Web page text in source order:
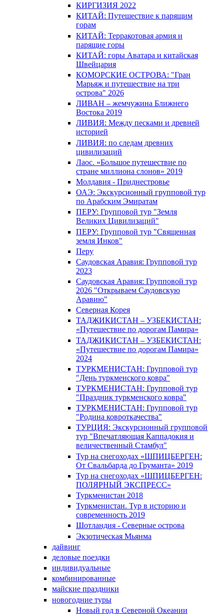
КИРГИЗИЯ 2022
КИТАЙ: Путешествие к парящим
горам
КИТАЙ: Терракотовая армия и
парящие горы
КИТАЙ: горы Аватара и китайская
Швейцария
КОМОРСКИЕ ОСТРОВА: "Гран
Марьяж и путешествие на три
острова" 2026
ЛИВАН – жемчужина Ближнего
Востока 2019
ЛИВИЯ: Между песками и древней
историей
ЛИВИЯ: по следам древних
цивилизаций
Лаос. «Большое путешествие по
стране миллиона слонов» 2019
Молдавия - Приднестровье
ОАЭ: Экскурсионный групповой тур
по Арабским Эмиратам
ПЕРУ: Групповой тур "Земля
Великих Цивилизаций"
ПЕРУ: Групповой тур "Священная
земля Инков"
Перу
Саудовская Аравия: Групповой тур
2023
Саудовская Аравия: Групповой тур
2026 "Открываем Саудовскую
Аравию"
Северная Корея
ТАДЖИКИСТАН – УЗБЕКИСТАН:
«Путешествие по дорогам Памира»
ТАДЖИКИСТАН – УЗБЕКИСТАН:
«Путешествие по дорогам Памира»
2024
ТУРКМЕНИСТАН: Групповой тур
"День туркменского ковра"
ТУРКМЕНИСТАН: Групповой тур
"Праздник туркменского ковра"
ТУРКМЕНИСТАН: Групповой тур
"Родина ковроткачества"
ТУРЦИЯ: Экскурсионный групповой
тур "Впечатляющая Каппадокия и
величественный Стамбул"
Тур на снегоходах «ШПИЦБЕРГЕН:
От Свальбарда до Груманта» 2019
Тур на снегоходах «ШПИЦБЕРГЕН:
ПОЛЯРНЫЙ ЭКСПРЕСС»
Туркменистан 2018
Туркменистан. Тур в историю и
современность 2019
Шотландия - Северные острова
Экзотическая Мьянма
дайвинг
деловые поездки
индивидуальные
комбинированные
майские праздники
новогодние туры
Новый год в Северной Океании